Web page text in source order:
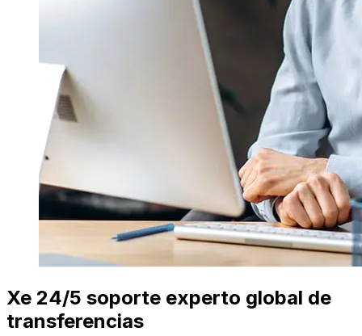
Xe 24/5 soporte experto global de
transferencias